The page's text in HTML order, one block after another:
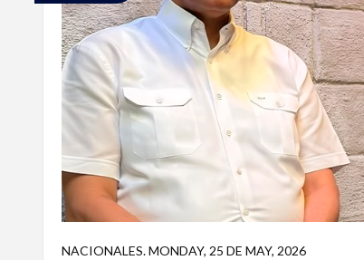
TRABAJOS
INVESTIGACIÓN
PROVINCIAS
DISTRITO
NACIONAL
SANTO
DOMINGO
SANTIAGO
NACIONALES.MONDAY, 25 DE MAY, 2026